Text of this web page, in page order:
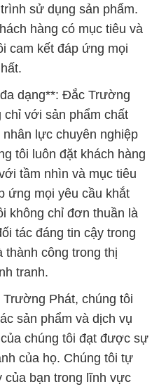
sử dụng sản phẩm.
hàng có mục tiêu và
cam kết đáp ứng mọi
dạng**: Đắc Trường
với sản phẩm chất
lực chuyên nghiệp
tôi luôn đặt khách hàng
tầm nhìn và mục tiêu
ứng mọi yêu cầu khắt
không chỉ đơn thuần là
tác đáng tin cậy trong
thành công trong thị
tranh.
Phát, chúng tôi
sản phẩm và dịch vụ
chúng tôi đạt được sự
của họ. Chúng tôi tự
của bạn trong lĩnh vực